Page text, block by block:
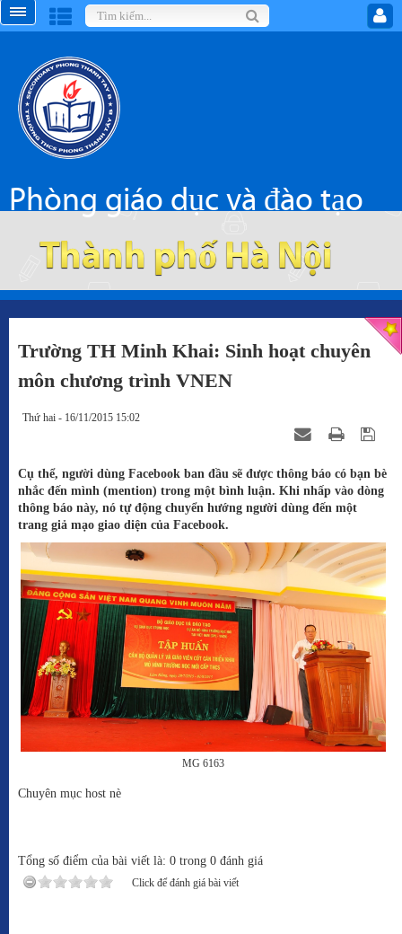
Phòng giáo dục và đào tạo
Thành phố Hà Nội
Trường TH Minh Khai: Sinh hoạt chuyên
môn chương trình VNEN
Thứ hai - 16/11/2015 15:02
Cụ thể, người dùng Facebook ban đầu sẽ được thông báo có bạn bè
nhắc đến mình (mention) trong một bình luận. Khi nhấp vào dòng
thông báo này, nó tự động chuyển hướng người dùng đến một
trang giả mạo giao diện của Facebook.
MG 6163
Chuyên mục host nè
Tổng số điểm của bài viết là: 0 trong 0 đánh giá
Click để đánh giá bài viết